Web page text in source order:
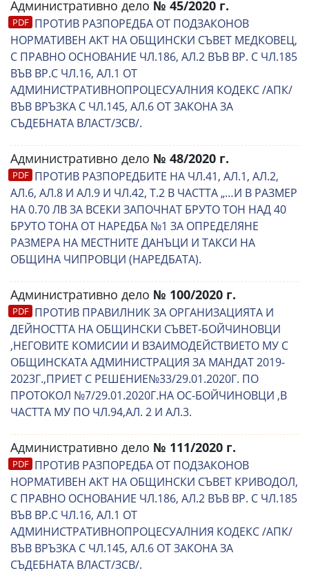
Административно дело № 45/2020 г.
ПРОТИВ РАЗПОРЕДБА ОТ ПОДЗАКОНОВ
НОРМАТИВЕН АКТ НА ОБЩИНСКИ СЪВЕТ МЕДКОВЕЦ,
С ПРАВНО ОСНОВАНИЕ ЧЛ.186, АЛ.2 ВЪВ ВР. С ЧЛ.185
ВЪВ ВР.С ЧЛ.16, АЛ.1 ОТ
АДМИНИСТРАТИВНОПРОЦЕСУАЛНИЯ КОДЕКС /АПК/
ВЪВ ВРЪЗКА С ЧЛ.145, АЛ.6 ОТ ЗАКОНА ЗА
СЪДЕБНАТА ВЛАСТ/ЗСВ/.
Административно дело № 48/2020 г.
ПРОТИВ РАЗПОРЕДБИТЕ НА ЧЛ.41, АЛ.1, АЛ.2,
АЛ.6, АЛ.8 И АЛ.9 И ЧЛ.42, Т.2 В ЧАСТТА „…И В РАЗМЕР
НА 0.70 ЛВ ЗА ВСЕКИ ЗАПОЧНАТ БРУТО ТОН НАД 40
БРУТО ТОНА ОТ НАРЕДБА №1 ЗА ОПРЕДЕЛЯНЕ
РАЗМЕРА НА МЕСТНИТЕ ДАНЪЦИ И ТАКСИ НА
ОБЩИНА ЧИПРОВЦИ (НАРЕДБАТА).
Административно дело № 100/2020 г.
ПРОТИВ ПРАВИЛНИК ЗА ОРГАНИЗАЦИЯТА И
ДЕЙНОСТТА НА ОБЩИНСКИ СЪВЕТ-БОЙЧИНОВЦИ
,НЕГОВИТЕ КОМИСИИ И ВЗАИМОДЕЙСТВИЕТО МУ С
ОБЩИНСКАТА АДМИНИСТРАЦИЯ ЗА МАНДАТ 2019-
2023Г.,ПРИЕТ С РЕШЕНИЕ№33/29.01.2020Г. ПО
ПРОТОКОЛ №7/29.01.2020Г.НА ОС-БОЙЧИНОВЦИ ,В
ЧАСТТА МУ ПО ЧЛ.94,АЛ. 2 И АЛ.3.
Административно дело № 111/2020 г.
ПРОТИВ РАЗПОРЕДБА ОТ ПОДЗАКОНОВ
НОРМАТИВЕН АКТ НА ОБЩИНСКИ СЪВЕТ КРИВОДОЛ,
С ПРАВНО ОСНОВАНИЕ ЧЛ.186, АЛ.2 ВЪВ ВР. С ЧЛ.185
ВЪВ ВР.С ЧЛ.16, АЛ.1 ОТ
АДМИНИСТРАТИВНОПРОЦЕСУАЛНИЯ КОДЕКС /АПК/
ВЪВ ВРЪЗКА С ЧЛ.145, АЛ.6 ОТ ЗАКОНА ЗА
СЪДЕБНАТА ВЛАСТ/ЗСВ/.